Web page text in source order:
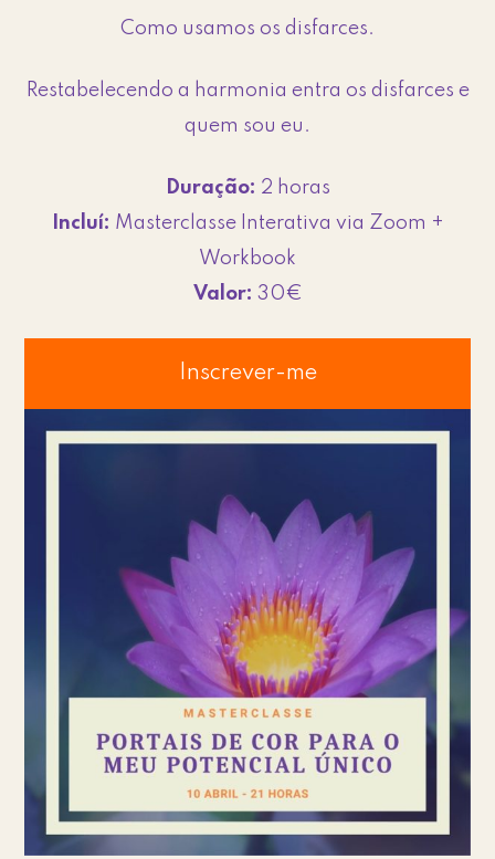
Como usamos os disfarces.
Restabelecendo a harmonia entra os disfarces e
quem sou eu.
Duração: 2 horas
Incluí: Masterclasse Interativa via Zoom +
Workbook
Valor: 30€
Inscrever-me